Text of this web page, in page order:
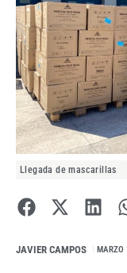
Llegada de mascarillas
JAVIER CAMPOS